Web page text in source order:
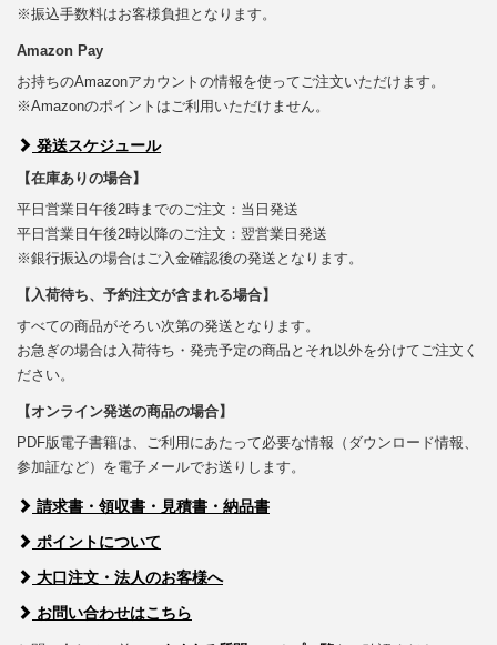
※振込手数料はお客様負担となります。
Amazon Pay
お持ちのAmazonアカウントの情報を使ってご注文いただけます。
※Amazonのポイントはご利用いただけません。
発送スケジュール
【在庫ありの場合】
平日営業日午後2時までのご注文：当日発送
平日営業日午後2時以降のご注文：翌営業日発送
※銀行振込の場合はご入金確認後の発送となります。
【入荷待ち、予約注文が含まれる場合】
すべての商品がそろい次第の発送となります。
お急ぎの場合は入荷待ち・発売予定の商品とそれ以外を分けてご注文く
ださい。
【オンライン発送の商品の場合】
PDF版電子書籍は、ご利用にあたって必要な情報（ダウンロード情報、
参加証など）を電子メールでお送りします。
請求書・領収書・見積書・納品書
ポイントについて
大口注文・法人のお客様へ
お問い合わせはこちら